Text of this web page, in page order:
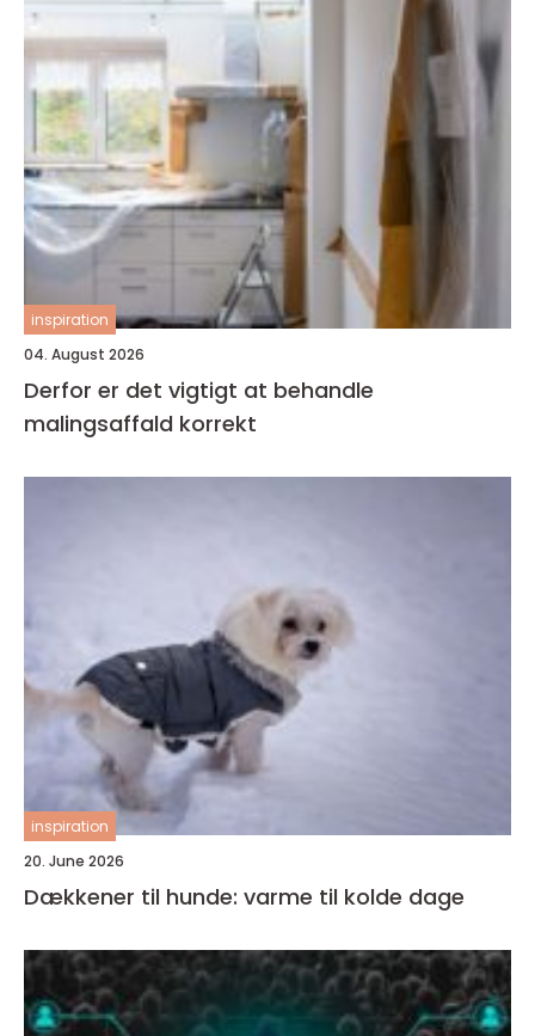
inspiration
04. August 2026
Derfor er det vigtigt at behandle
malingsaffald korrekt
inspiration
20. June 2026
Dækkener til hunde: varme til kolde dage